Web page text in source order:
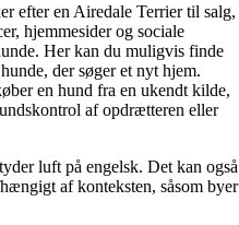
efter en Airedale Terrier til salg,
hjemmesider og sociale
Her kan du muligvis finde
der søger et nyt hjem.
en hund fra en ukendt kilde,
af opdrætteren eller
luft på engelsk. Det kan også
af konteksten, såsom byer